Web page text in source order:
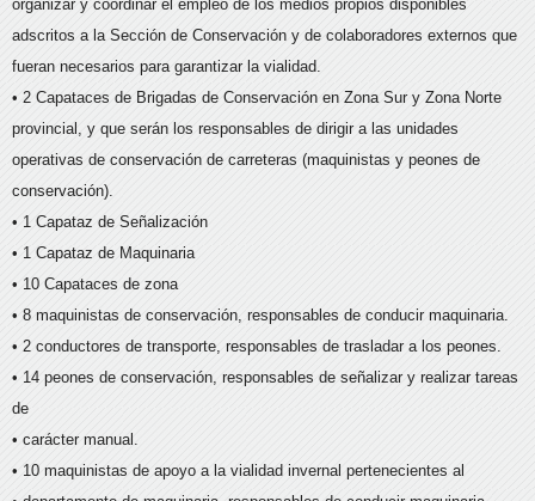
organizar y coordinar el empleo de los medios propios disponibles
adscritos a la Sección de Conservación y de colaboradores externos que
fueran necesarios para garantizar la vialidad.
• 2 Capataces de Brigadas de Conservación en Zona Sur y Zona Norte
provincial, y que serán los responsables de dirigir a las unidades
operativas de conservación de carreteras (maquinistas y peones de
conservación).
• 1 Capataz de Señalización
• 1 Capataz de Maquinaria
• 10 Capataces de zona
• 8 maquinistas de conservación, responsables de conducir maquinaria.
• 2 conductores de transporte, responsables de trasladar a los peones.
• 14 peones de conservación, responsables de señalizar y realizar tareas
de
• carácter manual.
• 10 maquinistas de apoyo a la vialidad invernal pertenecientes al